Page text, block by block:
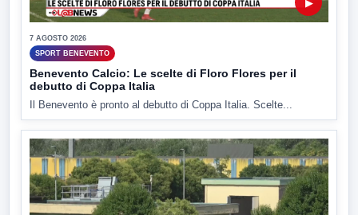
▶
7 AGOSTO 2026
SPORT BENEVENTO
Benevento Calcio: Le scelte di Floro Flores per il
debutto di Coppa Italia
Il Benevento è pronto al debutto di Coppa Italia. Scelte...